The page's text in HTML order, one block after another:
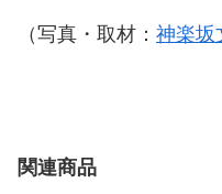
（写真・取材： 神楽坂
関連商品